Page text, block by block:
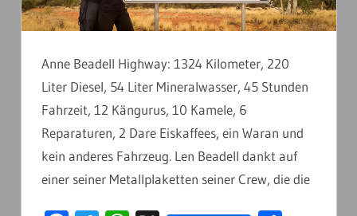
Anne Beadell Highway: 1324 Kilometer, 220
Liter Diesel, 54 Liter Mineralwasser, 45 Stunden
Fahrzeit, 12 Kängurus, 10 Kamele, 6
Reparaturen, 2 Dare Eiskaffees, ein Waran und
kein anderes Fahrzeug. Len Beadell dankt auf
einer seiner Metallplaketten seiner Crew, die die